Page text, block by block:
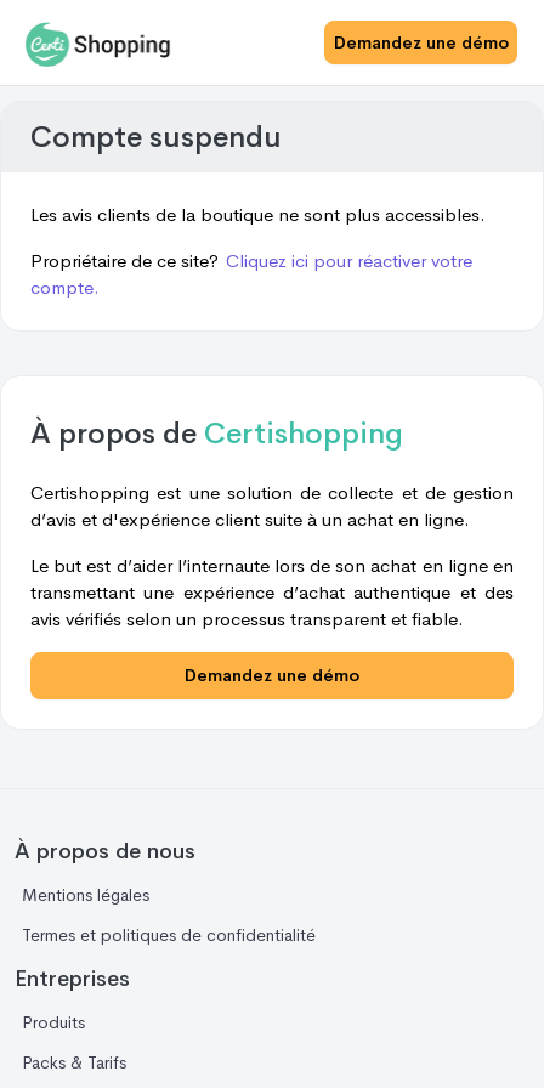
Demandez une démo
Compte suspendu
Les avis clients de la boutique ne sont plus accessibles.
Propriétaire de ce site? Cliquez ici pour réactiver votre
compte.
À propos de Certishopping
Certishopping est une solution de collecte et de gestion
d’avis et d'expérience client suite à un achat en ligne.
Le but est d’aider l’internaute lors de son achat en ligne en
transmettant une expérience d’achat authentique et des
avis vérifiés selon un processus transparent et fiable.
Demandez une démo
À propos de nous
Mentions légales
Termes et politiques de confidentialité
Entreprises
Produits
Packs & Tarifs